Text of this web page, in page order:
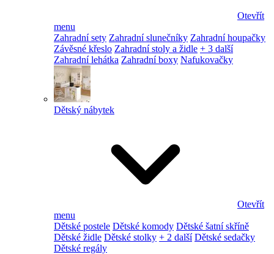
Otevřít
menu
Zahradní sety Zahradní slunečníky Zahradní houpačky
Závěsné křeslo Zahradní stoly a židle + 3 další
Zahradní lehátka Zahradní boxy Nafukovačky
Dětský nábytek
Otevřít
menu
Dětské postele Dětské komody Dětské šatní skříně
Dětské židle Dětské stolky + 2 další Dětské sedačky
Dětské regály